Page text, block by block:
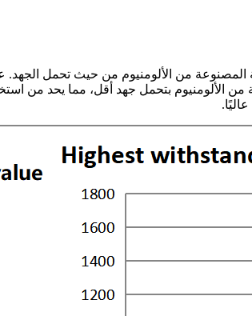
المصنوعة من الألومنيوم من حيث تحمل
من الألومنيوم بتحمل جهد أقل، مما يحد من